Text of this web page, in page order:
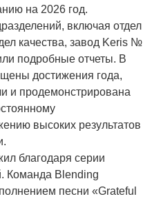
на 2026 год.
включая отдел
качества, завод Keris №
подробные отчеты. В
достижения года,
и продемонстрирована
высоких результатов
благодаря серии
Команда Blending
песни «Grateful